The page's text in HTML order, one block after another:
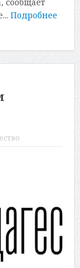
Подробнее